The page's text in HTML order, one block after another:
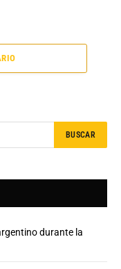
durante la